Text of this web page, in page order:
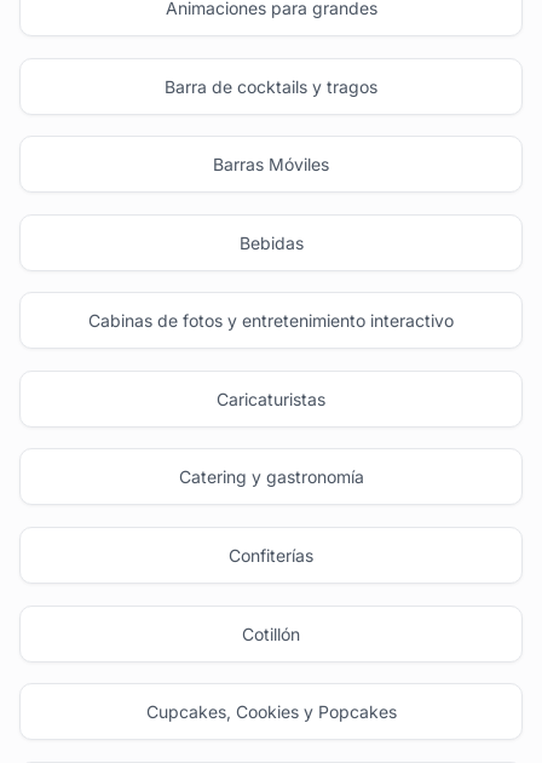
Animaciones para grandes
Barra de cocktails y tragos
Barras Móviles
Bebidas
Cabinas de fotos y entretenimiento interactivo
Caricaturistas
Catering y gastronomía
Confiterías
Cotillón
Cupcakes, Cookies y Popcakes